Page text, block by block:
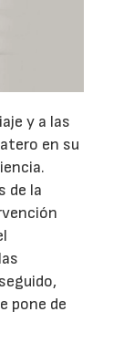
y a las
en su
de la
pone de